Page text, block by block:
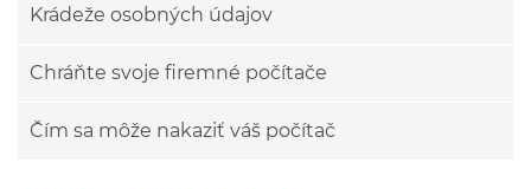
Krádeže osobných údajov
Chráňte svoje firemné počítače
Čím sa môže nakaziť váš počítač